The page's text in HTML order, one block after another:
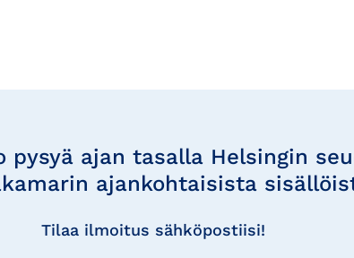
pysyä ajan tasalla Helsingin
ajankohtaisista
Tilaa ilmoitus sähköpostiisi!